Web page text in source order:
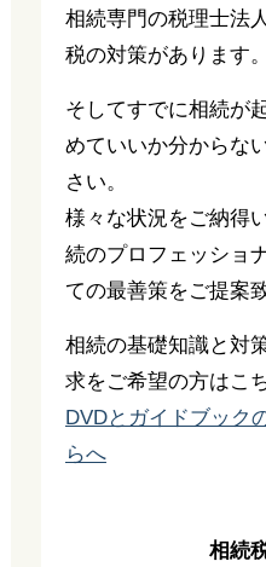
相続専門の税理士法
税の対策があります。
そしてすでに相続が
めていいか分からな
さい。
様々な状況をご納得
続のプロフェッショ
ての最善策をご提案
相続の基礎知識と対
求をご希望の方はこ
DVDとガイドブック
らへ
相続